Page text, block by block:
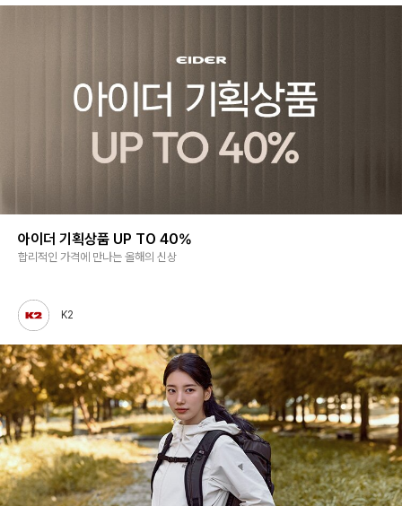
아이더 기획상품 UP TO 40%
합리적인 가격에 만나는 올해의 신상
K2